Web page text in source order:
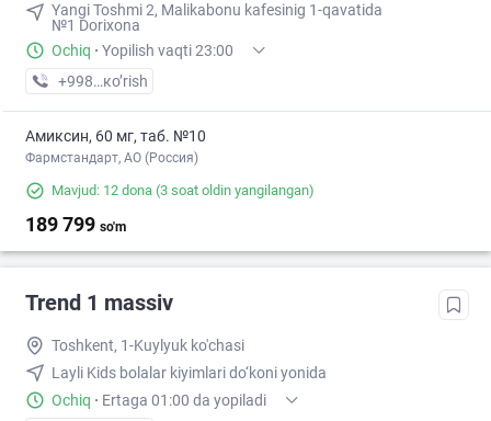
Yangi Toshmi 2, Malikabonu kafesinig 1-qavatida
№1 Dorixona
Ochiq · Yopilish vaqti 23:00
+998 (99) XXX-XX-XX
кo’rish
Амиксин, 60 мг, таб. №10
Фармстандарт, АО (Россия)
Mavjud: 12 dona (3 soat oldin yangilangan)
189 799 so'm
Trend 1 massiv
Toshkent, 1-Kuylyuk ko'chasi
Layli Kids bolalar kiyimlari do‘koni yonida
Ochiq · Ertaga 01:00 da yopiladi